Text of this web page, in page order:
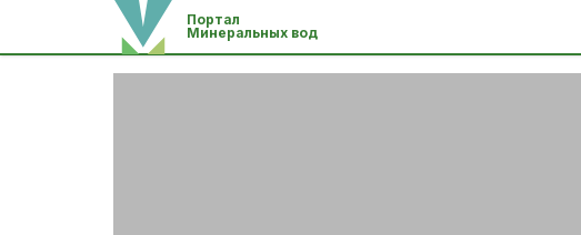
Портал
Минеральных вод